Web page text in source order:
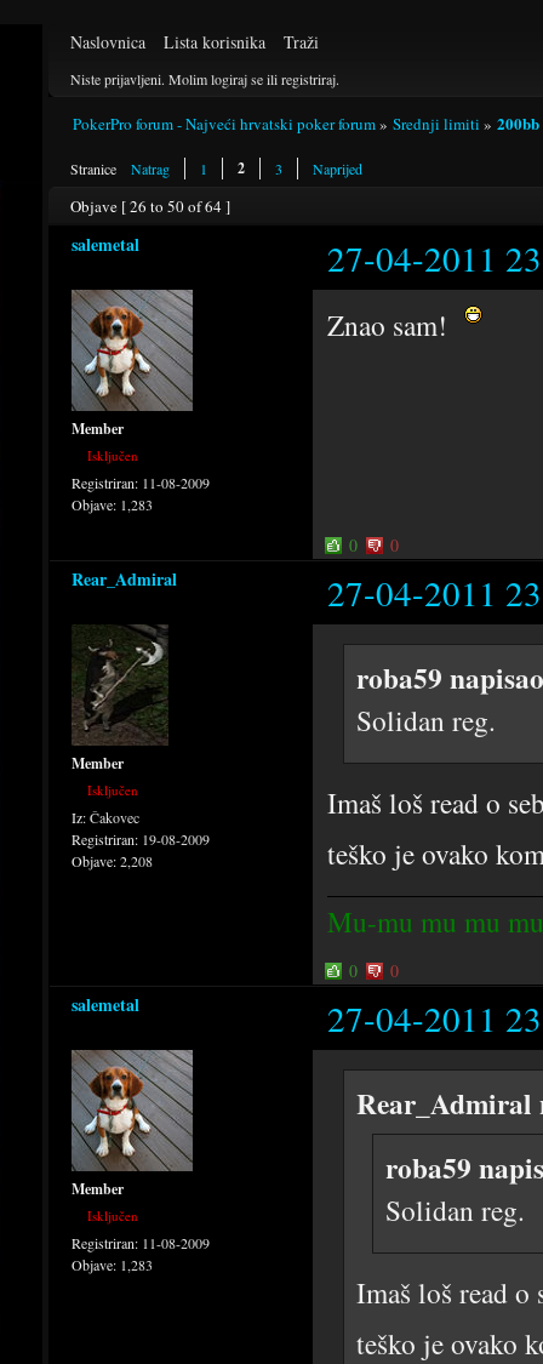
Naslovnica Lista korisnika Traži
Niste prijavljeni. Molim logiraj se ili registriraj.
PokerPro forum - Najveći hrvatski poker forum» Srednji limiti »
Stranice Natrag 1 2 3 Naprijed
Objave [ 26 to 50 of 64 ]
salemetal 27-04-2011
Member
Isključen
Registriran: 11-08-2009
Objave: 1,283
Znao sam!
0 0
Rear_Admiral 27-04-2011
Member
Isključen
Iz:Čakovec
Registriran: 19-08-2009
Objave:2,208
roba59
Solidan reg.
Imaš loš read o
teško je ovako
Mu-mu mu mu
0 0
salemetal 27-04-2011
Member
Isključen
Registriran: 11-08-2009
Objave: 1,283
Rear_Admiral
roba59
Solidan reg.
Imaš loš read o
teško je ovako